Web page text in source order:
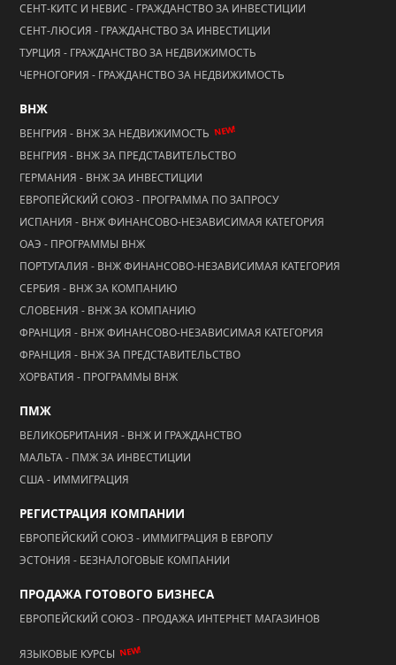
СЕНТ-КИТС И НЕВИС - ГРАЖДАНСТВО ЗА ИНВЕСТИЦИИ
СЕНТ-ЛЮСИЯ - ГРАЖДАНСТВО ЗА ИНВЕСТИЦИИ
ТУРЦИЯ - ГРАЖДАНСТВО ЗА НЕДВИЖИМОСТЬ
ЧЕРНОГОРИЯ - ГРАЖДАНСТВО ЗА НЕДВИЖИМОСТЬ
ВНЖ
ВЕНГРИЯ - ВНЖ ЗА НЕДВИЖИМОСТЬ NEW!
ВЕНГРИЯ - ВНЖ ЗА ПРЕДСТАВИТЕЛЬСТВО
ГЕРМАНИЯ - ВНЖ ЗА ИНВЕСТИЦИИ
ЕВРОПЕЙСКИЙ СОЮЗ - ПРОГРАММА ПО ЗАПРОСУ
ИСПАНИЯ - ВНЖ ФИНАНСОВО-НЕЗАВИСИМАЯ КАТЕГОРИЯ
ОАЭ - ПРОГРАММЫ ВНЖ
ПОРТУГАЛИЯ - ВНЖ ФИНАНСОВО-НЕЗАВИСИМАЯ КАТЕГОРИЯ
СЕРБИЯ - ВНЖ ЗА КОМПАНИЮ
СЛОВЕНИЯ - ВНЖ ЗА КОМПАНИЮ
ФРАНЦИЯ - ВНЖ ФИНАНСОВО-НЕЗАВИСИМАЯ КАТЕГОРИЯ
ФРАНЦИЯ - ВНЖ ЗА ПРЕДСТАВИТЕЛЬСТВО
ХОРВАТИЯ - ПРОГРАММЫ ВНЖ
ПМЖ
ВЕЛИКОБРИТАНИЯ - ВНЖ И ГРАЖДАНСТВО
МАЛЬТА - ПМЖ ЗА ИНВЕСТИЦИИ
США - ИММИГРАЦИЯ
РЕГИСТРАЦИЯ КОМПАНИИ
ЕВРОПЕЙСКИЙ СОЮЗ - ИММИГРАЦИЯ В ЕВРОПУ
ЭСТОНИЯ - БЕЗНАЛОГОВЫЕ КОМПАНИИ
ПРОДАЖА ГОТОВОГО БИЗНЕСА
ЕВРОПЕЙСКИЙ СОЮЗ - ПРОДАЖА ИНТЕРНЕТ МАГАЗИНОВ
ЯЗЫКОВЫЕ КУРСЫ NEW!